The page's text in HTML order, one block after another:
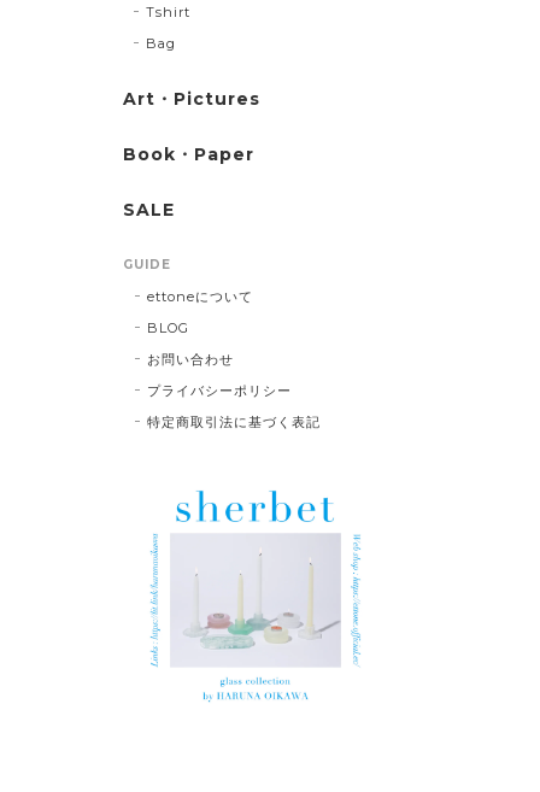
Tshirt
Bag
Art・Pictures
Book・Paper
SALE
GUIDE
ettoneについて
BLOG
お問い合わせ
プライバシーポリシー
特定商取引法に基づく表記